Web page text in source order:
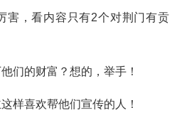
，看内容只有2个对荆门有贡
的财富？想的，举手！
喜欢帮他们宣传的人！